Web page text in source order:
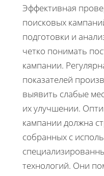
Эффективная
поисковых
подготовки и
четко понимать
кампании.
показателей
выявить слабые
их улучшении.
кампании должна
собранных с
технологий. Они